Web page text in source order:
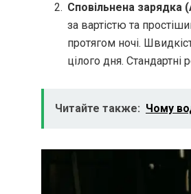
Сповільнена зарядка
за вартістю та
протягом ночі.
цілого дня. Стандартні
Читайте также: Чому